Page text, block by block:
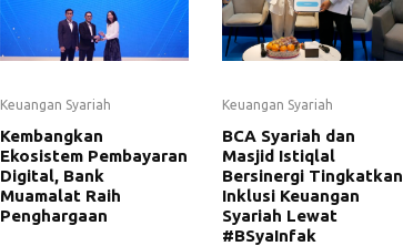
Keuangan Syariah
Kembangkan
Ekosistem Pembayaran
Digital, Bank
Muamalat Raih
Penghargaan
Keuangan Syariah
BCA Syariah dan
Masjid Istiqlal
Bersinergi Tingkatkan
Inklusi Keuangan
Syariah Lewat
#BSyaInfak